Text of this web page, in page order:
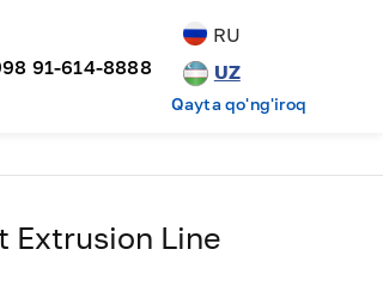
91-614-8888
RU
UZ
Qayta qo'ng'iroq
Extrusion Line